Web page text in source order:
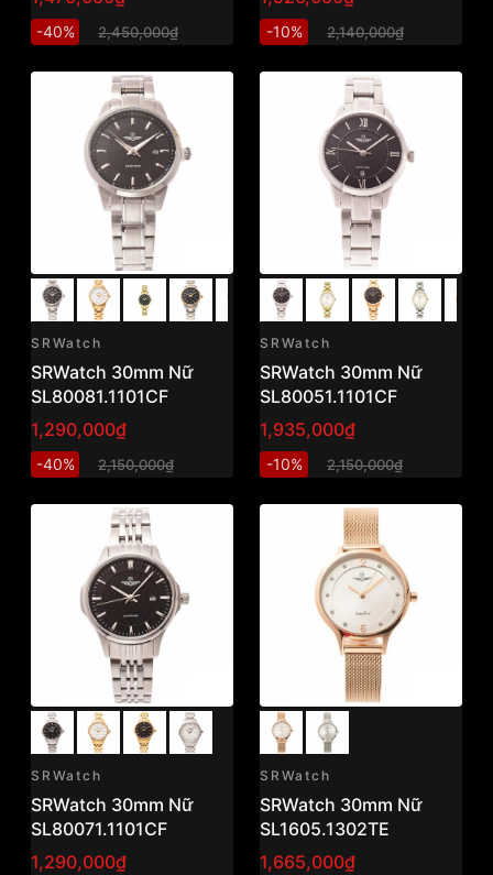
-40% 2,450,000₫ -10% 2,140,000₫
SRWatch
SRWatch 30mm Nữ
SL80081.1101CF
1,290,000₫
-40% 2,150,000₫
SRWatch
SRWatch 30mm Nữ
SL80051.1101CF
1,935,000₫
-10% 2,150,000₫
SRWatch
SRWatch 30mm Nữ
SL80071.1101CF
1,290,000₫
SRWatch
SRWatch 30mm Nữ
SL1605.1302TE
1,665,000₫